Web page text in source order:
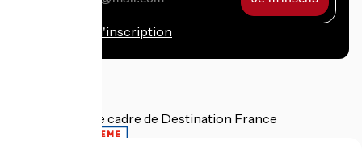
Conditions d'inscription
Financé dans le cadre de Destination France